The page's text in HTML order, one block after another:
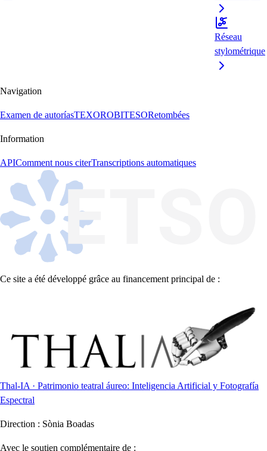
Réseau
stylométrique
Navigation
Examen de autoríasTEXOROBITESORetombées
Information
APIComment nous citerTranscriptions automatiques
Ce site a été développé grâce au financement principal de :
Thal-IA · Patrimonio teatral áureo: Inteligencia Artificial y Fotografía
Espectral
Direction : Sònia Boadas
Avec le soutien complémentaire de :